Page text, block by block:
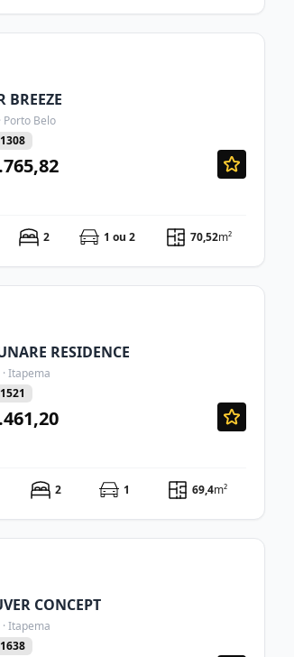
BREEZE
Porto Belo
2 1 ou 2 70,52m²
RESIDENCE
Itapema
2 1 69,4m²
CONCEPT
Itapema